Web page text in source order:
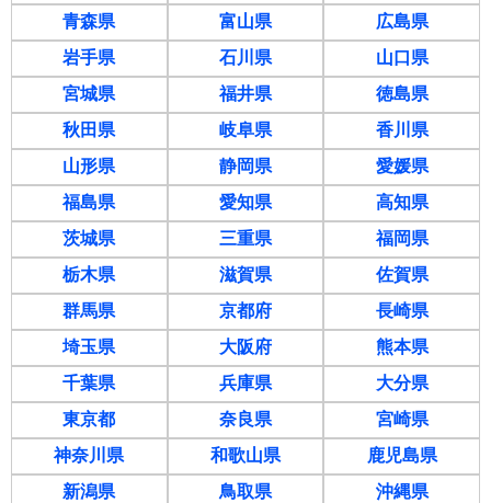
青森県
岩手県
宮城県
秋田県
山形県
福島県
茨城県
栃木県
群馬県
埼玉県
千葉県
東京都
神奈川県
新潟県
富山県
石川県
福井県
岐阜県
静岡県
愛知県
三重県
滋賀県
京都府
大阪府
兵庫県
奈良県
和歌山県
鳥取県
広島県
山口県
徳島県
香川県
愛媛県
高知県
福岡県
佐賀県
長崎県
熊本県
大分県
宮崎県
鹿児島県
沖縄県